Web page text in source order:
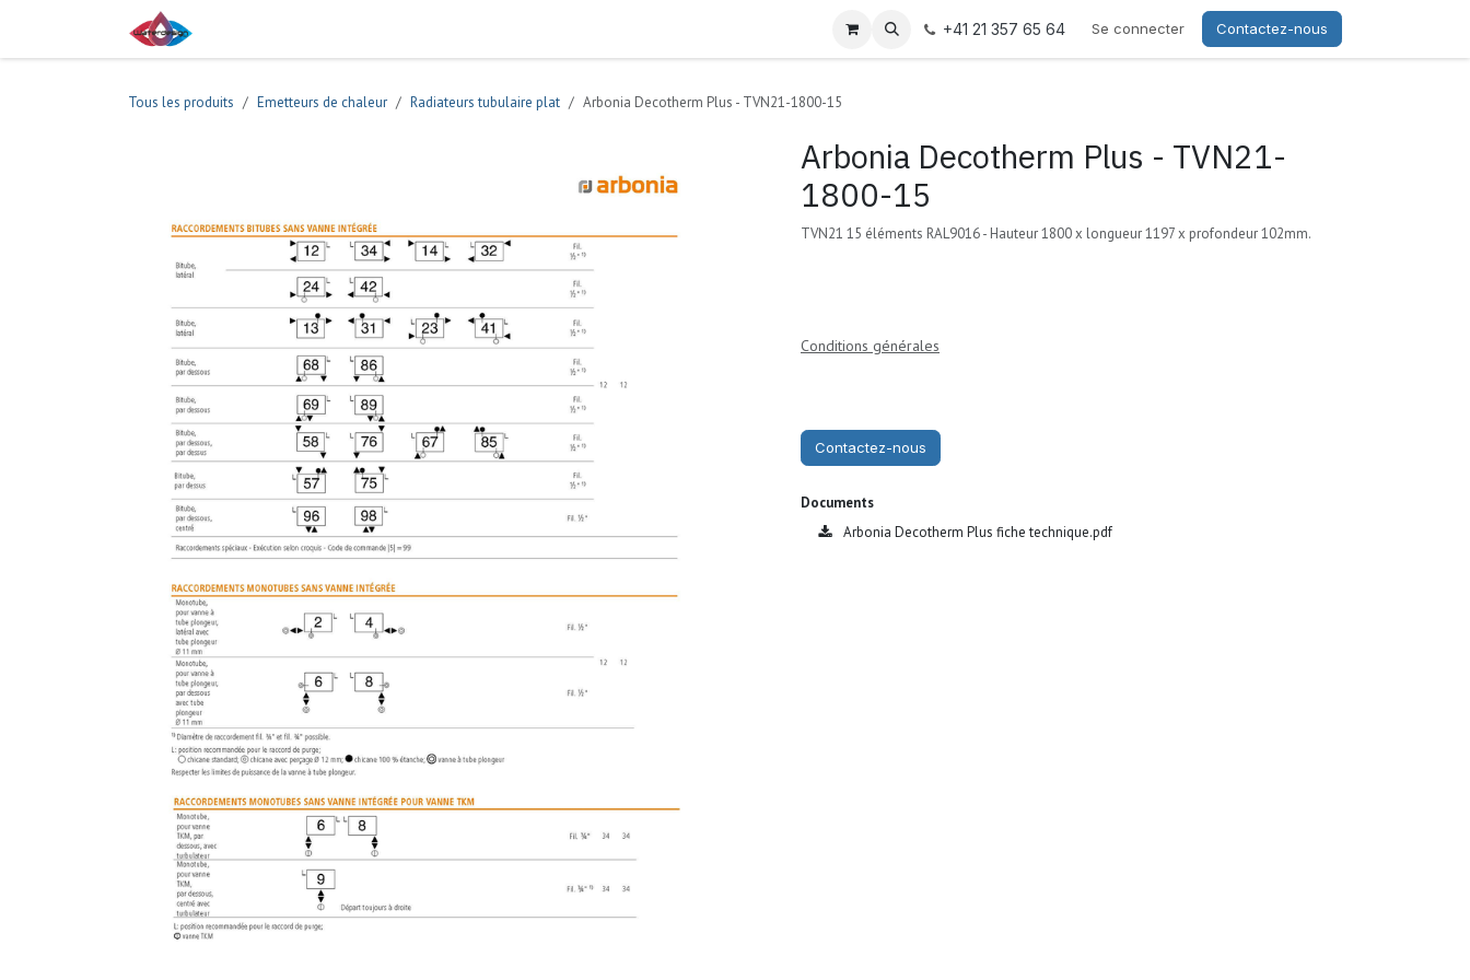
+41 21 357 65 64 Se connecter Contactez-nous
Tous les produits Emetteurs de chaleur Radiateurs tubulaire plat Arbonia Decotherm Plus - TVN21-1800-15
Arbonia Decotherm Plus - TVN21-
1800-15
TVN21 15 éléments RAL9016 - Hauteur 1800 x longueur 1197 x profondeur 102mm.
Conditions générales
Contactez-nous
Documents
Arbonia Decotherm Plus fiche technique.pdf